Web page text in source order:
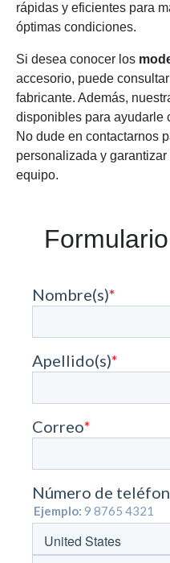
rápidas y eficientes para
óptimas condiciones.
Si desea conocer los
accesorio, puede
fabricante. Además,
disponibles para ayudarle
No dude en contactarnos
personalizada y
equipo.